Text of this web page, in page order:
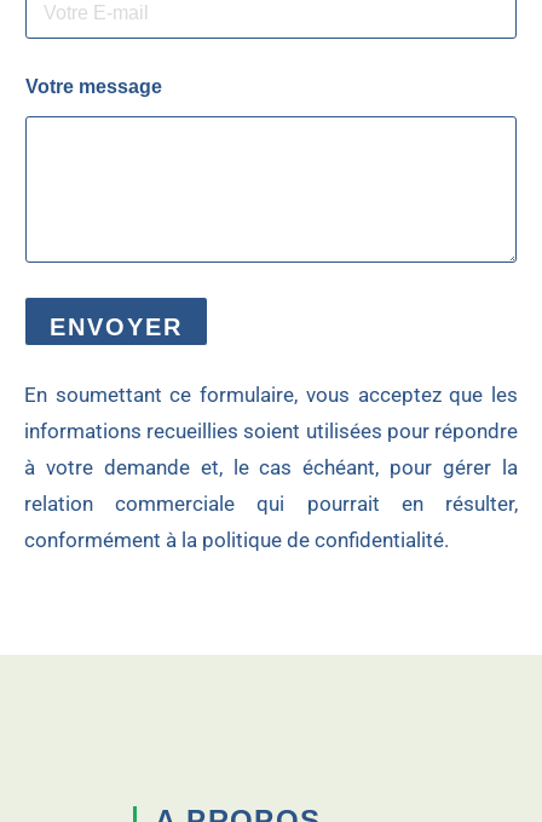
Votre message
ENVOYER
En soumettant ce formulaire, vous acceptez que les
informations recueillies soient utilisées pour répondre
à votre demande et, le cas échéant, pour gérer la
relation commerciale qui pourrait en résulter,
conformément à la politique de confidentialité.